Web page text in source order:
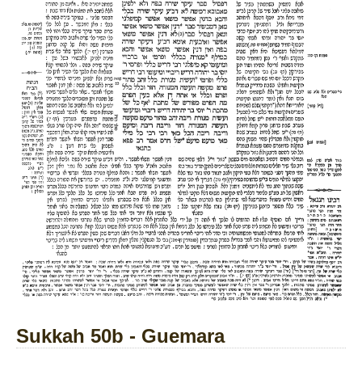
Sukkah 50b - Guemara